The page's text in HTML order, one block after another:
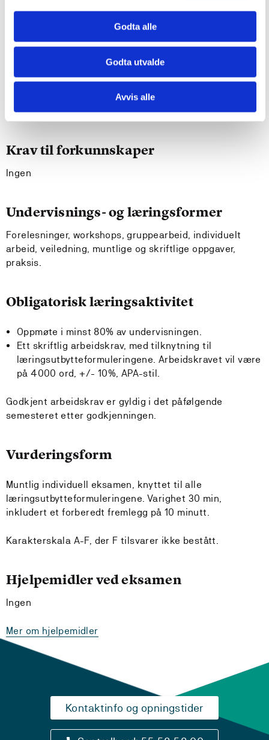
Godta alle
Godta utvalde
Avvis alle
med utgangspunkt i forskningsmetode, lære om
Med utgangspunkt i kunnskap om elevmangfold og
tilpasset opplæring, kunne legge til rette for læring i
det komplekse klasserommet.
Krav til forkunnskaper
Ingen
Undervisnings- og læringsformer
Forelesninger, workshops, gruppearbeid, individuelt
arbeid, veiledning, muntlige og skriftlige oppgaver,
praksis.
Obligatorisk læringsaktivitet
Oppmøte i minst 80% av undervisningen.
Ett skriftlig arbeidskrav, med tilknytning til
læringsutbytteformuleringene. Arbeidskravet vil være
på 4000 ord, +/- 10%, APA-stil.
Godkjent arbeidskrav er gyldig i det påfølgende
semesteret etter godkjenningen.
Vurderingsform
Muntlig individuell eksamen, knyttet til alle
læringsutbytteformuleringene. Varighet 30 min,
inkludert et forberedt fremlegg på 10 minutt.
Karakterskala A-F, der F tilsvarer ikke bestått.
Hjelpemidler ved eksamen
Ingen
Mer om hjelpemidler
Kontaktinfo og opningstider